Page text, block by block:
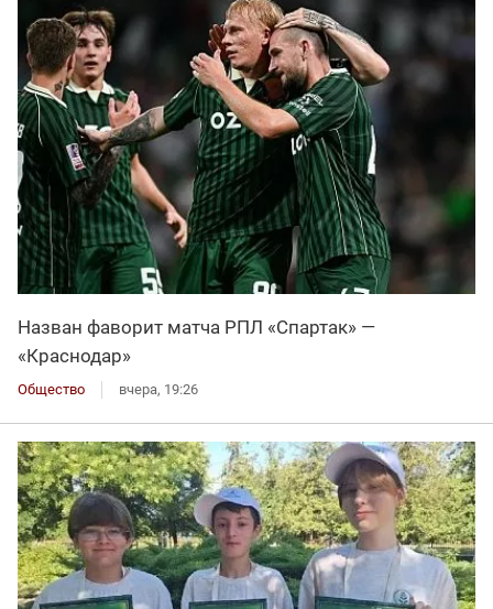
Назван фаворит матча РПЛ «Спартак» —
«Краснодар»
Общество вчера, 19:26